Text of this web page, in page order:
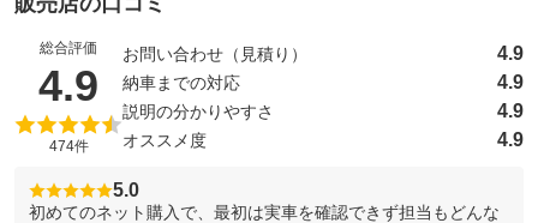
総合評価
4.9 （5点満点中）
474件
お問い合わせ（見積り） 4.9
納車までの対応 4.9
説明の分かりやすさ 4.9
オススメ度 4.9
5.0
初めてのネット購入で、最初は実車を確認できず担当もどんな